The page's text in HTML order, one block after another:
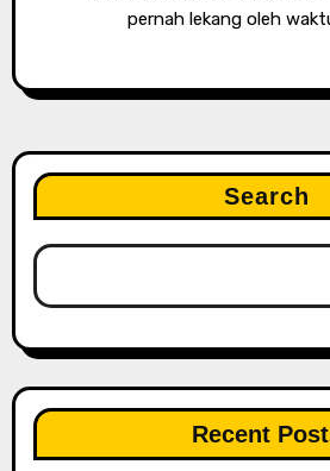
pernah lekang oleh
Search
Recent